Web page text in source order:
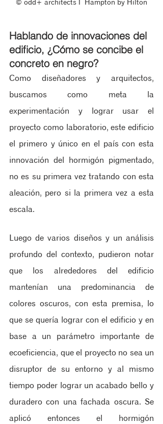
Hablando de innovaciones del
edificio, ¿Cómo se concibe el
concreto en negro?
Como diseñadores y arquitectos,
buscamos como meta la
experimentación y lograr usar el
proyecto como laboratorio, este edificio
el primero y único en el país con esta
innovación del hormigón pigmentado,
no es su primera vez tratando con esta
aleación, pero si la primera vez a esta
escala.
Luego de varios diseños y un análisis
profundo del contexto, pudieron notar
que los alrededores del edificio
mantenían una predominancia de
colores oscuros, con esta premisa, lo
que se quería lograr con el edificio y en
base a un parámetro importante de
ecoeficiencia, que el proyecto no sea un
disruptor de su entorno y al mismo
tiempo poder lograr un acabado bello y
duradero con una fachada oscura. Se
aplicó entonces el hormigón